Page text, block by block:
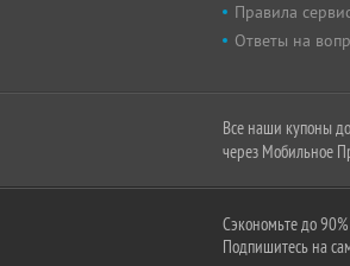
Правила
Ответы на
Все наши купоны
через Мобильное
Сэкономьте до
Подпишитесь на